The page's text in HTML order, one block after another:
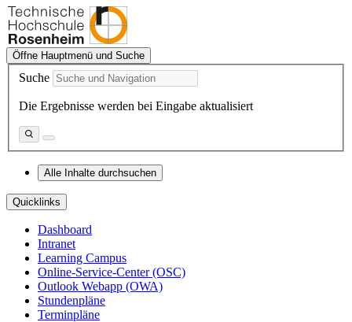
Öffne Hauptmenü und Suche
Suche
Die Ergebnisse werden bei Eingabe aktualisiert
Alle Inhalte durchsuchen
Quicklinks
Dashboard
Intranet
Learning Campus
Online-Service-Center (OSC)
Outlook Webapp (OWA)
Stundenpläne
Terminpläne